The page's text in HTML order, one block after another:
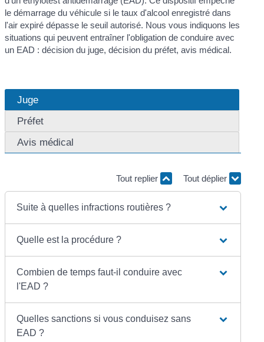
le démarrage du véhicule si le taux d'alcool enregistré dans
l'air expiré dépasse le seuil autorisé. Nous vous indiquons les
situations qui peuvent entraîner l'obligation de conduire avec
un EAD : décision du juge, décision du préfet, avis médical.
Juge
Préfet
Avis médical
Tout replier Tout déplier
Suite à quelles infractions routières ?
Quelle est la procédure ?
Combien de temps faut-il conduire avec
l'EAD ?
Quelles sanctions si vous conduisez sans
EAD ?